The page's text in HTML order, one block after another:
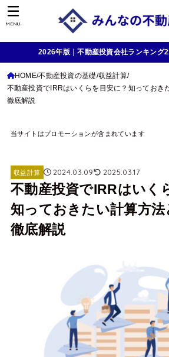
MENU
2026年版｜不動産投資会社ランキング
HOME 不動産投資の基礎 収益計算
不動産投資でIRRはいくらを目安に？知っておき
徹底解説
当サイトはプロモーションが含まれています
収益計算 2024.03.09 2025.03.17
不動産投資でIRRはいく
知っておきたい計算方法
徹底解説